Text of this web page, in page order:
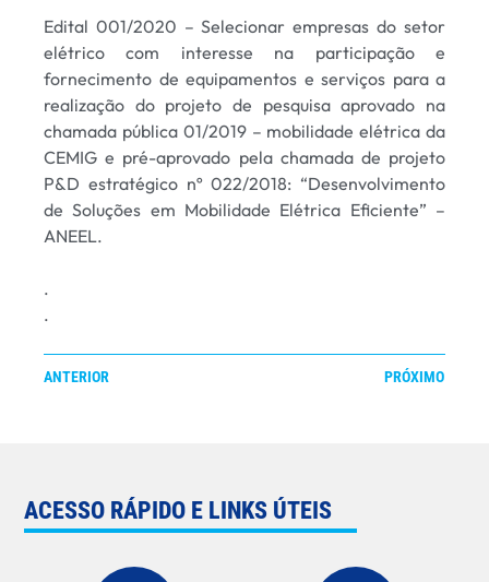
Edital 001/2020 – Selecionar empresas do setor
elétrico com interesse na participação e
fornecimento de equipamentos e serviços para a
realização do projeto de pesquisa aprovado na
chamada pública 01/2019 – mobilidade elétrica da
CEMIG e pré-aprovado pela chamada de projeto
P&D estratégico nº 022/2018: “Desenvolvimento
de Soluções em Mobilidade Elétrica Eficiente” –
ANEEL.
.
.
ANTERIOR PRÓXIMO
ACESSO RÁPIDO E LINKS ÚTEIS